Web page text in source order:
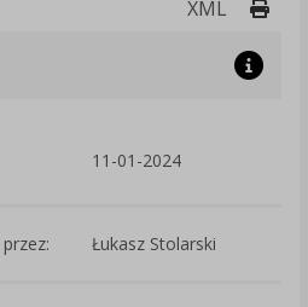
XML
11-01-2024
Łukasz Stolarski